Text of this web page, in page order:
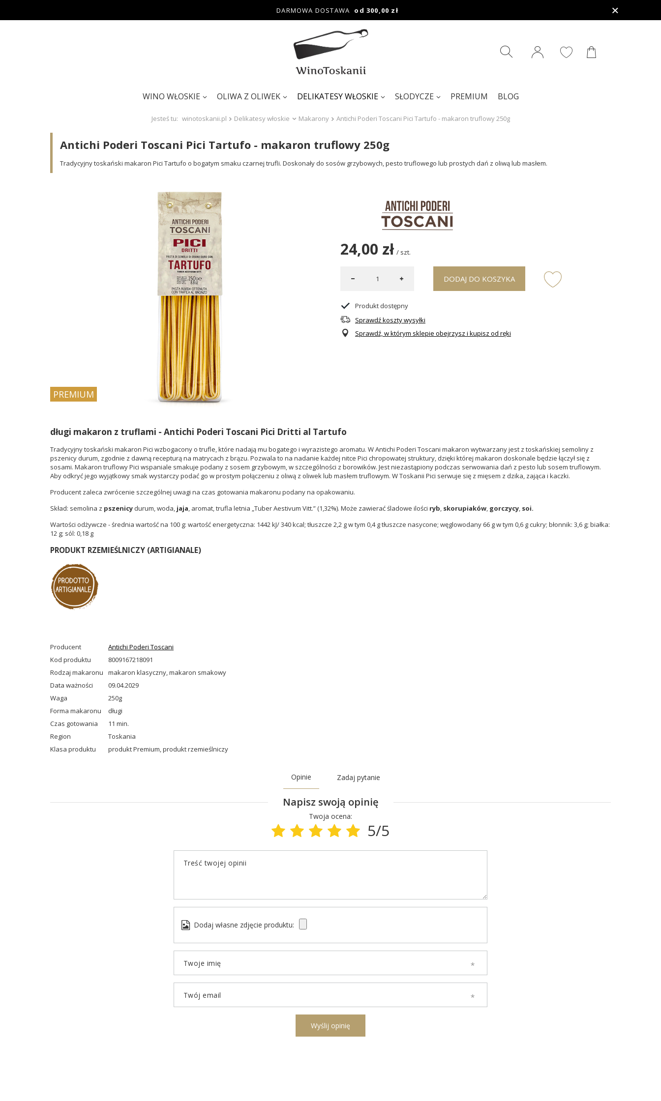
DARMOWA DOSTAWA od 300,00 zł
WINO WŁOSKIE OLIWA Z OLIWEK DELIKATESY WŁOSKIE SŁODYCZE PREMIUM BLOG
Jesteś tu: winotoskanii.pl Delikatesy włoskie Makarony Antichi Poderi Toscani Pici Tartufo - makaron truflowy 250g
Antichi Poderi Toscani Pici Tartufo - makaron truflowy 250g
Tradycyjny toskański makaron Pici Tartufo o bogatym smaku czarnej trufli. Doskonały do sosów grzybowych, pesto truflowego lub prostych dań z oliwą lub masłem.
PREMIUM
24,00 zł / szt.
DODAJ DO KOSZYKA
Produkt dostępny
Sprawdź koszty wysyłki
Sprawdź, w którym sklepie obejrzysz i kupisz od ręki
długi makaron z truflami - Antichi Poderi Toscani Pici Dritti al Tartufo
Tradycyjny toskański makaron Pici wzbogacony o trufle, które nadają mu bogatego i wyrazistego aromatu. W Antichi Poderi Toscani makaron wytwarzany jest z toskańskiej semoliny z
pszenicy durum, zgodnie z dawną recepturą na matrycach z brązu. Pozwala to na nadanie każdej nitce Pici chropowatej struktury, dzięki której makaron doskonale będzie łączył się z
sosami. Makaron truflowy Pici wspaniale smakuje podany z sosem grzybowym, w szczególności z borowików. Jest niezastąpiony podczas serwowania dań z pesto lub sosem truflowym.
Aby odkryć jego wyjątkowy smak wystarczy podać go w prostym połączeniu z oliwą z oliwek lub masłem truflowym. W Toskanii Pici serwuje się z mięsem z dzika, zająca i kaczki.
Producent zaleca zwrócenie szczególnej uwagi na czas gotowania makaronu podany na opakowaniu.
Skład: semolina z pszenicy durum, woda, jaja, aromat, trufla letnia „Tuber Aestivum Vitt.” (1,32%). Może zawierać śladowe ilości ryb, skorupiaków, gorczycy, soi.
Wartości odżywcze - średnia wartość na 100 g: wartość energetyczna: 1442 kJ/ 340 kcal; tłuszcze 2,2 g w tym 0,4 g tłuszcze nasycone; węglowodany 66 g w tym 0,6 g cukry; błonnik: 3,6 g; białka:
12 g; sól: 0,18 g
PRODUKT RZEMIEŚLNICZY (ARTIGIANALE)
Producent
Antichi Poderi Toscani
Kod produktu
8009167218091
Rodzaj makaronu
makaron klasyczny,makaron smakowy
Data ważności
09.04.2029
Waga
250g
Forma makaronu
długi
Czas gotowania
11 min.
Region
Toskania
Klasa produktu
produkt Premium,produkt rzemieślniczy
Opinie Zadaj pytanie
Napisz swoją opinię
Twoja ocena:
5/5
Treść twojej opinii
Dodaj własne zdjęcie produktu:
Twoje imię
Twój email
Wyślij opinię